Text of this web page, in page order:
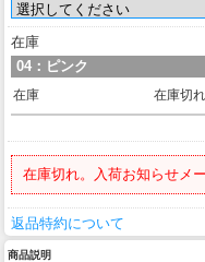
在庫
04：ピンク
在庫 在庫切れ
在庫切れ。入荷お知らせメ
返品特約について
商品説明